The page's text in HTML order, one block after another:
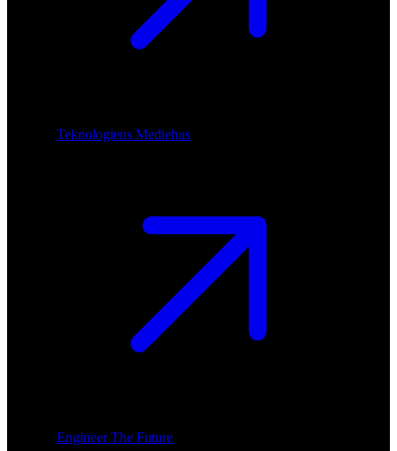
Teknologiens Mediehus
Engineer The Future